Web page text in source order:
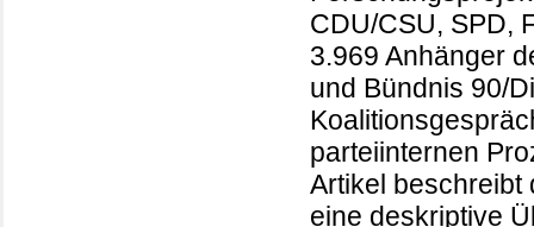
CDU/CSU, SPD,
3.969 Anhänger
und Bündnis 90/
parteiinternen
Artikel beschreibt
eine deskriptive